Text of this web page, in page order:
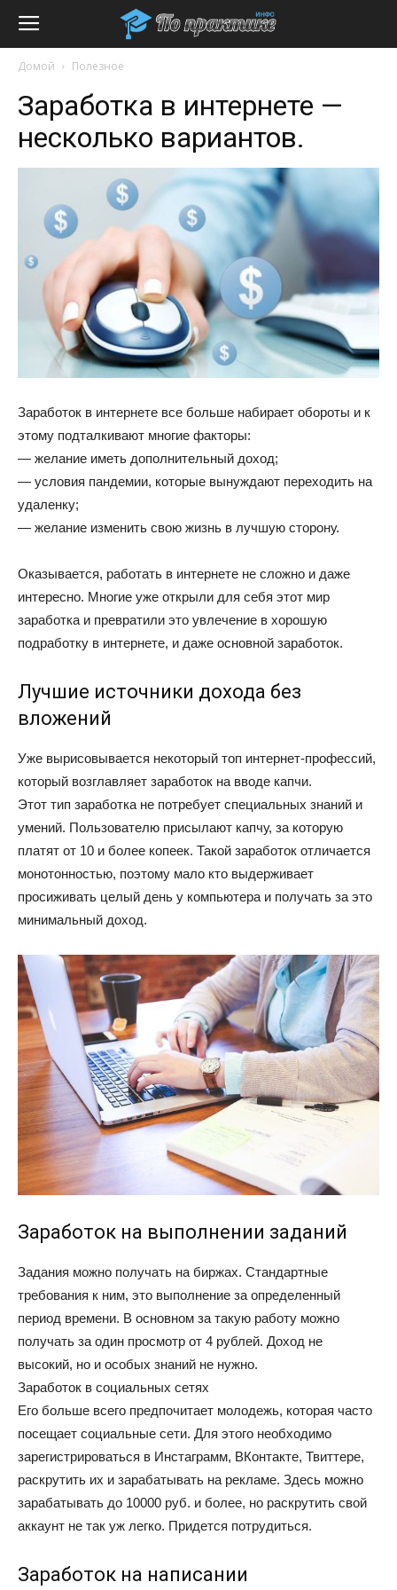
Домой Полезное
Заработка в интернете —
несколько вариантов.
Заработок в интернете все больше набирает обороты и к
этому подталкивают многие факторы:
— желание иметь дополнительный доход;
— условия пандемии, которые вынуждают переходить на
удаленку;
— желание изменить свою жизнь в лучшую сторону.
Оказывается, работать в интернете не сложно и даже
интересно. Многие уже открыли для себя этот мир
заработка и превратили это увлечение в хорошую
подработку в интернете, и даже основной заработок.
Лучшие источники дохода без
вложений
Уже вырисовывается некоторый топ интернет-профессий,
который возглавляет заработок на вводе капчи.
Этот тип заработка не потребует специальных знаний и
умений. Пользователю присылают капчу, за которую
платят от 10 и более копеек. Такой заработок отличается
монотонностью, поэтому мало кто выдерживает
просиживать целый день у компьютера и получать за это
минимальный доход.
Заработок на выполнении заданий
Задания можно получать на биржах. Стандартные
требования к ним, это выполнение за определенный
период времени. В основном за такую работу можно
получать за один просмотр от 4 рублей. Доход не
высокий, но и особых знаний не нужно.
Заработок в социальных сетях
Его больше всего предпочитает молодежь, которая часто
посещает социальные сети. Для этого необходимо
зарегистрироваться в Инстаграмм, ВКонтакте, Твиттере,
раскрутить их и зарабатывать на рекламе. Здесь можно
зарабатывать до 10000 руб. и более, но раскрутить свой
аккаунт не так уж легко. Придется потрудиться.
Заработок на написании